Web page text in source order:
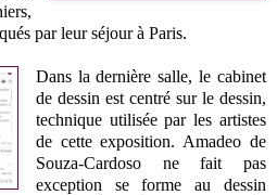
par leur séjour à Paris.
Dans la dernière salle, le cabinet
de dessin est centré sur le dessin,
technique utilisée par les artistes
de cette exposition. Amadeo de
Souza-Cardoso ne fait pas
exception se forme au dessin